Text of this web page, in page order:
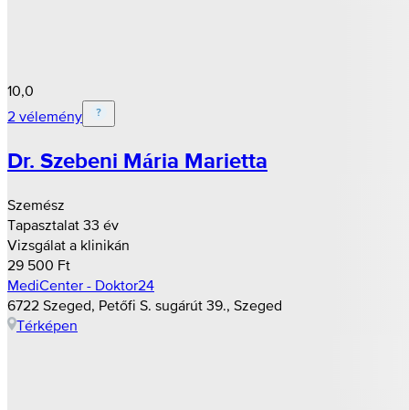
10,0
2 vélemény
Dr. Szebeni Mária Marietta
Szemész
Tapasztalat 33 év
Vizsgálat a klinikán
29 500 Ft
MediCenter - Doktor24
6722 Szeged, Petőfi S. sugárút 39., Szeged
Térképen